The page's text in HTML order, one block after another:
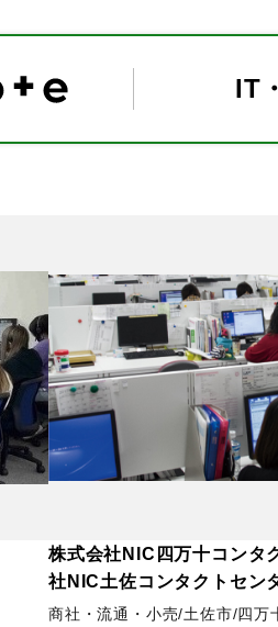
IT
株式会社NIC四万十コンタ
社NIC土佐コンタクトセン
商社・流通・小売 土佐市 四万